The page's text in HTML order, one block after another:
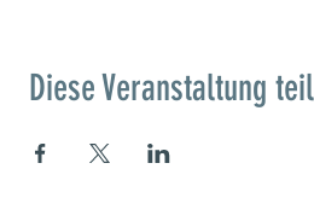
Diese Veranstaltung